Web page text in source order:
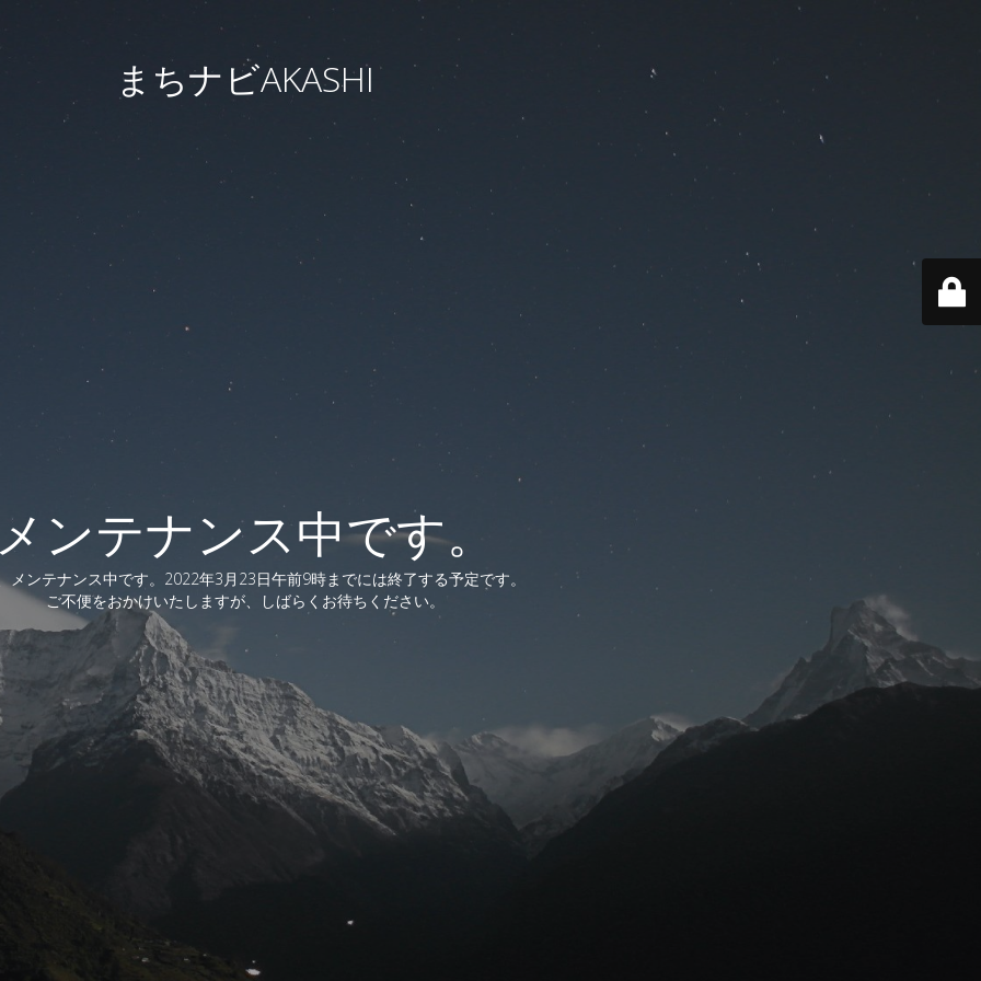
まちナビAKASHI
ンテナンス中です。
メンテナンス中です。2022年3月23日午前9時までには終了する予定です。
ご不便をおかけいたしますが、しばらくお待ちください。